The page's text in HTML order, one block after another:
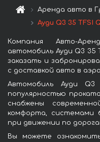
Аренда авто в
Ауди Q3 35 TFSI
Компания Авто-
автомобиль Ауди Q3
заказать и
с доставкой авто в
Автомобиль Ауди Q3
популярностью
снабжены
комфорта, системами
при движении по
Вы можете